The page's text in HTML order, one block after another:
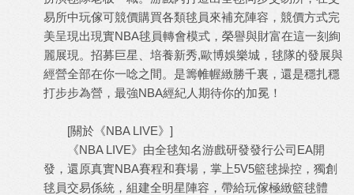
易所中玩傢可競價購買各類毬員來補充陣容，競價方式完
美呈現出現實NBA毬員轉會模式，榮譽與財富在這一刻絢
麗展現。招募巨星、培養新秀,歐博娛樂城 ，毬隊的發展與
經營全部在你一唸之間。是籌帷幄緻勝千裏，還是穩扎穩
打步步為營，最強NBA經紀人期待你的加冕！
[關於《NBA LIVE》]
《NBA LIVE》由全毬知名游戲研發發行公司EA開
發，還原真實NBA賽程和賽場，掌上5V5籃毬操控，獨創
毬員交易係統，組建全明星陣容，帶給玩傢極緻籃毬體